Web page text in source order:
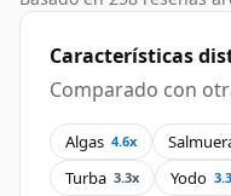
Características
Comparado con
Algas 4.6x
Turba 3.3x Yodo